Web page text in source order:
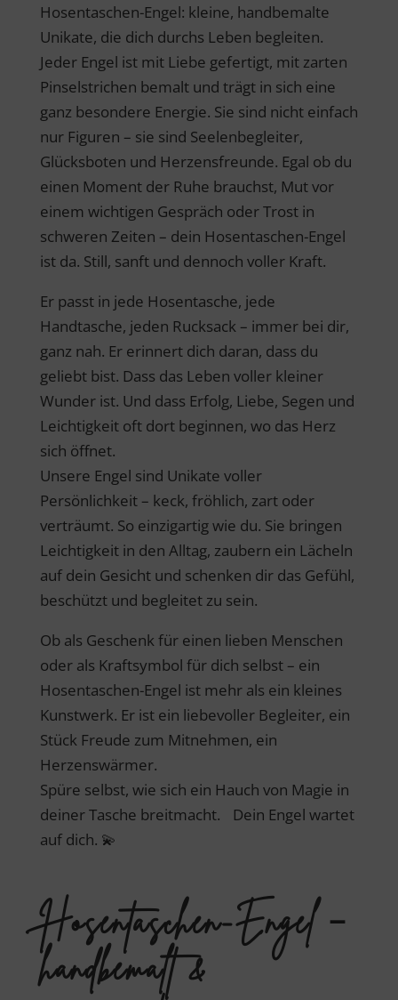
Hosentaschen-Engel: kleine, handbemalte
Unikate, die dich durchs Leben begleiten.
Jeder Engel ist mit Liebe gefertigt, mit zarten
Pinselstrichen bemalt und trägt in sich eine
ganz besondere Energie. Sie sind nicht einfach
nur Figuren – sie sind Seelenbegleiter,
Glücksboten und Herzensfreunde. Egal ob du
einen Moment der Ruhe brauchst, Mut vor
einem wichtigen Gespräch oder Trost in
schweren Zeiten – dein Hosentaschen-Engel
ist da. Still, sanft und dennoch voller Kraft.
Er passt in jede Hosentasche, jede
Handtasche, jeden Rucksack – immer bei dir,
ganz nah. Er erinnert dich daran, dass du
geliebt bist. Dass das Leben voller kleiner
Wunder ist. Und dass Erfolg, Liebe, Segen und
Leichtigkeit oft dort beginnen, wo das Herz
sich öffnet.
Unsere Engel sind Unikate voller
Persönlichkeit – keck, fröhlich, zart oder
verträumt. So einzigartig wie du. Sie bringen
Leichtigkeit in den Alltag, zaubern ein Lächeln
auf dein Gesicht und schenken dir das Gefühl,
beschützt und begleitet zu sein.
Ob als Geschenk für einen lieben Menschen
oder als Kraftsymbol für dich selbst – ein
Hosentaschen-Engel ist mehr als ein kleines
Kunstwerk. Er ist ein liebevoller Begleiter, ein
Stück Freude zum Mitnehmen, ein
Herzenswärmer.
Spüre selbst, wie sich ein Hauch von Magie in
deiner Tasche breitmacht. Dein Engel wartet
auf dich. 💫
Hosentaschen-Engel –
handbemalt &